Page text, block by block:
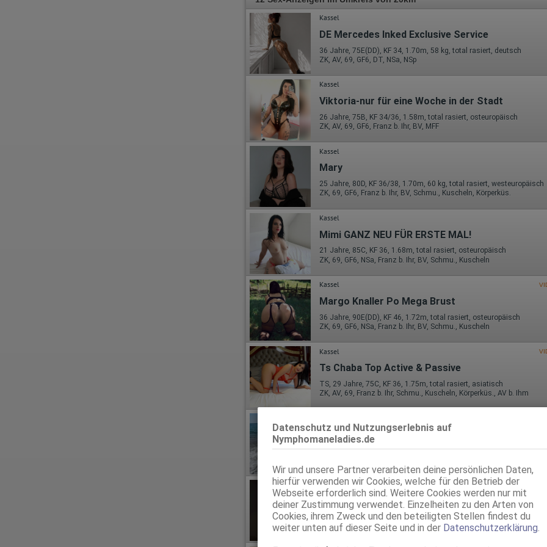
Datenschutz und Nutzungserlebnis auf
Nymphomaneladies.de
Wir und unsere Partner verarbeiten deine persönlichen Daten,
hierfür verwenden wir Cookies, welche für den Betrieb der
Webseite erforderlich sind. Weitere Cookies werden nur mit
deiner Zustimmung verwendet. Einzelheiten zu den Arten von
Cookies, ihrem Zweck und den beteiligten Stellen findest du
weiter unten auf dieser Seite und in der Datenschutzerklärung.
Kassel
DE Mercedes Inked Exclusive Service
36 Jahre, 75E(DD), KF 34, 1.70m, 58 kg, total rasiert, deutsch
ZK, AV, 69, GF6, DT, NSa, NSp
Kassel
Viktoria-nur für eine Woche in der Stadt
26 Jahre, 75B, KF 34/36, 1.58m, total rasiert, osteuropäisch
ZK, AV, 69, GF6, Franz b. Ihr, BV, MFF
Kassel
Mary
25 Jahre, 80D, KF 36/38, 1.70m, 60 kg, total rasiert, westeuropäisch
ZK, 69, GF6, Franz b. Ihr, BV, Schmu., Kuscheln, Körperküs.
Kassel
Mimi GANZ NEU FÜR ERSTE MAL!
21 Jahre, 85C, KF 36, 1.68m, total rasiert, osteuropäisch
ZK, 69, GF6, NSa, Franz b. Ihr, BV, Schmu., Kuscheln
Kassel
Margo Knaller Po Mega Brust
36 Jahre, 90E(DD), KF 46, 1.72m, total rasiert, osteuropäisch
ZK, 69, GF6, NSa, Franz b. Ihr, BV, Schmu., Kuscheln
Kassel
Ts Chaba Top Active & Passive
TS, 29 Jahre, 75C, KF 36, 1.75m, total rasiert, asiatisch
ZK, AV, 69, Franz b. Ihr, Schmu., Kuscheln, Körperküs., AV b. Ihm
Natascha - Happy-End-Pr*st*tamassage
42 Jahre, 80C, KF 36, 1.55m, total rasiert, osteuropäisch
Kassel
Lalisa Top-Massage
75C, KF 36, 1.60m, teilrasiert, asiatisch
69, Schmu., Kuscheln, Mast., RS, FE